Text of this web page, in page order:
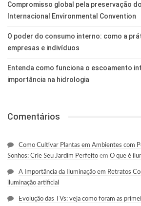
Compromisso global pela preservação
Internacional Environmental Convention
O poder do consumo interno: como a
empresas e indivíduos
Entenda como funciona o escoamento
importância na hidrologia
Comentários
Como Cultivar Plantas em Ambientes com
Sonhos: Crie Seu Jardim Perfeito em O que é
A Importância da Iluminação em Retratos
iluminação artificial
Evolução das TVs: veja como foram as